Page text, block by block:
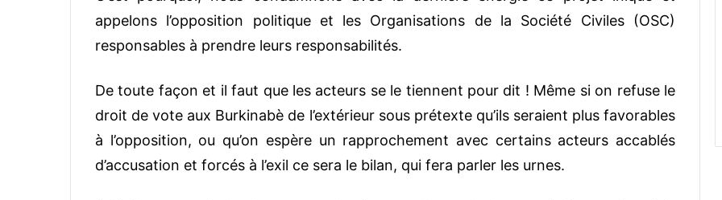
appelons l’opposition politique et les Organisations de la Société Civiles (OSC)
responsables à prendre leurs responsabilités.
De toute façon et il faut que les acteurs se le tiennent pour dit ! Même si on refuse le
droit de vote aux Burkinabè de l’extérieur sous prétexte qu’ils seraient plus favorables
à l’opposition, ou qu’on espère un rapprochement avec certains acteurs accablés
d’accusation et forcés à l’exil ce sera le bilan, qui fera parler les urnes.